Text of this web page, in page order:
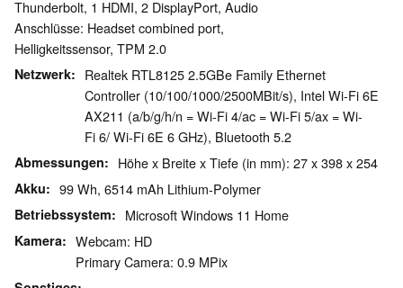
Thunderbolt, 1 HDMI, 2 DisplayPort, Audio
Anschlüsse: Headset combined port,
Helligkeitssensor, TPM 2.0
Netzwerk
Realtek RTL8125 2.5GBe Family Ethernet
Controller (10/100/1000/2500MBit/s), Intel Wi-Fi 6E
AX211 (a/b/g/h/n = Wi-Fi 4/ac = Wi-Fi 5/ax = Wi-
Fi 6/ Wi-Fi 6E 6 GHz), Bluetooth 5.2
Abmessungen Höhe x Breite x Tiefe (in mm): 27 x 398 x 254
Akku 99 Wh, 6514 mAh Lithium-Polymer
Betriebssystem Microsoft Windows 11 Home
Kamera
Webcam: HD
Primary Camera: 0.9 MPix